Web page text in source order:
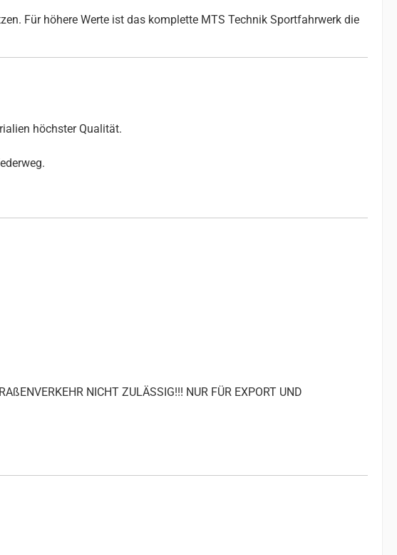
Für höhere Werte ist das komplette MTS Technik Sportfahrwerk die
höchster Qualität.
NICHT ZULÄSSIG!!! NUR FÜR EXPORT UND